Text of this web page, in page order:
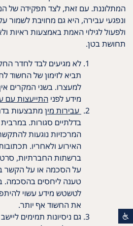
המתלוננת. עם זאת, לצד תפקידה של
ונפגעי עבירה, היא גם מחויבת לשמור
ולפעול לגילוי האמת באמצעות ראיות
תחושת בטן.
לא מגיעים לבד לחדר
תביא לזימון של החשוד
למעצרו. בשני המקרים
מידע לפני התייעצות עם
עבירות מין מתבצעות
בדלתיים סגורות.
המרכזיות נוגעות
האירוע ולאחריו.
ברשתות החברתיות,
על הסכמה או על הקשר
טענה ליחסים בהסכמה.
לטשטש מידע עשוי
את החשוד אף יותר.
גם ניסיונות תמימים